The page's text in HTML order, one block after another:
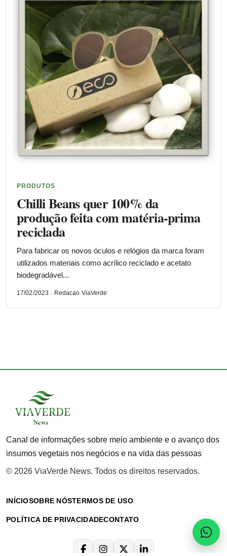
PRODUTOS
Chilli Beans quer 100% da
produção feita com matéria-prima
reciclada
Para fabricar os novos óculos e relógios da marca foram
utilizados materiais como acrílico reciclado e acetato
biodegradável...
17/02/2023 · Redacao ViaVerde
Canal de informações sobre meio ambiente e o avanço dos
insumos vegetais nos negócios e na vida das pessoas
© 2026 ViaVerde News. Todos os direitos reservados.
INÍCIOSOBRE NÓSTERMOS DE USO
POLÍTICA DE PRIVACIDADECONTATO